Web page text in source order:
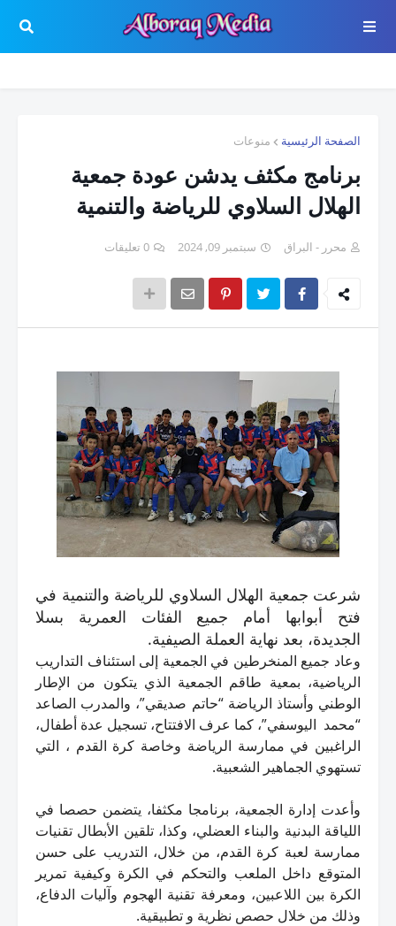
الصفحة الرئيسية منوعات
برنامج مكثف يدشن عودة جمعية
الهلال السلاوي للرياضة والتنمية
محرر - البراق سبتمبر 09, 2024 0 تعليقات
شرعت جمعية الهلال السلاوي للرياضة والتنمية في
فتح أبوابها أمام جميع الفئات العمرية بسلا
الجديدة، بعد نهاية العملة الصيفية.
وعاد جميع المنخرطين في الجمعية إلى استئناف التداريب
الرياضية، بمعية طاقم الجمعية الذي يتكون من الإطار
الوطني وأستاذ الرياضة “حاتم صديقي”، والمدرب الصاعد
“محمد اليوسفي”، كما عرف الافتتاح، تسجيل عدة أطفال،
الراغبين في ممارسة الرياضة وخاصة كرة القدم ، التي
تستهوي الجماهير الشعبية.
وأعدت إدارة الجمعية، برنامجا مكثفا، يتضمن حصصا في
اللياقة البدنية والبناء العضلي، وكذا، تلقين الأبطال تقنيات
ممارسة لعبة كرة القدم، من خلال، التدريب على حسن
المتوقع داخل الملعب والتحكم في الكرة وكيفية تمرير
الكرة بين اللاعبين، ومعرفة تقنية الهجوم وآليات الدفاع،
وذلك من خلال حصص نظرية و تطبيقية.